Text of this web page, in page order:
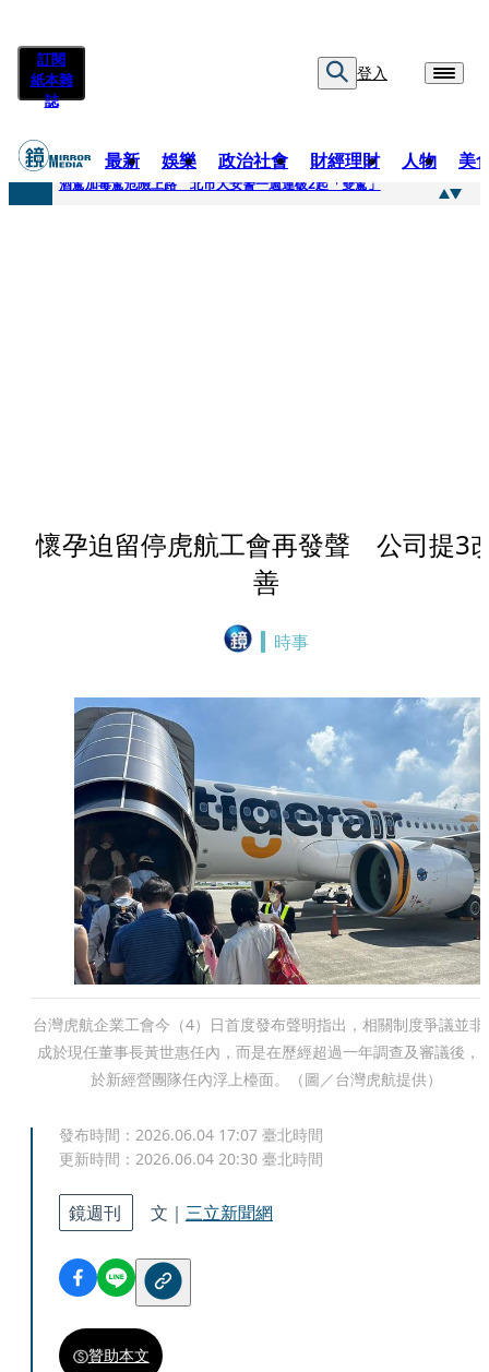
訂閱
紙本雜
誌
登入
最新 娛樂 政治社會 財經理財 人物 美
快訊
酒駕加毒駕危險上路 北市大安警一週連破2起「雙駕」
懷孕迫留停虎航工會再發聲 公司提3
善
時事
台灣虎航企業工會今（4）日首度發布聲明指出，相關制度爭議並非
成於現任董事長黃世惠任內，而是在歷經超過一年調查及審議後，
於新經營團隊任內浮上檯面。（圖／台灣虎航提供）
發布時間： 2026.06.04 17:07 臺北時間
更新時間： 2026.06.04 20:30 臺北時間
鏡週刊 文｜ 三立新聞網
贊助本文